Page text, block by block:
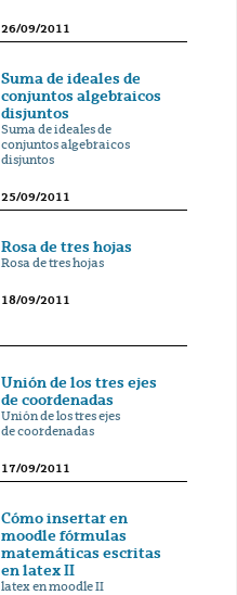
26/09/2011
Suma de ideales de
conjuntos algebraicos
disjuntos
Suma de ideales de
conjuntos algebraicos
disjuntos
25/09/2011
Rosa de tres hojas
Rosa de tres hojas
18/09/2011
Unión de los tres ejes
de coordenadas
Unión de los tres ejes
de coordenadas
17/09/2011
Cómo insertar en
moodle fórmulas
matemáticas escritas
en latex II
latex en moodle II